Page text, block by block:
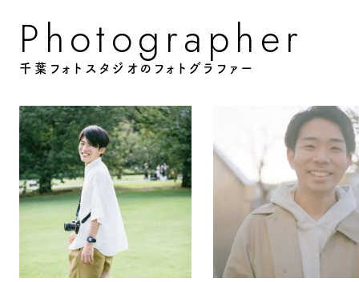
Photog ra pher
千葉フォトスタジオのフォトグラファー